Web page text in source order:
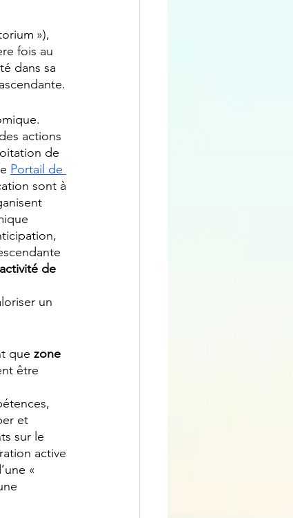
»),
fois au
dans sa
actions
de
Portail de
sont à
de
un
que zone
être
et
sur le
active
«